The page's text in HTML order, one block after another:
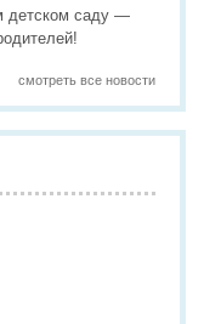
детском саду —
смотреть все новости